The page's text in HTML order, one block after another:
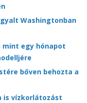
Washingtonban
mint egy hónapot
bőven behozta a
is vízkorlátozást